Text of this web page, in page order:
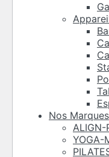
Nos Marques
ALIGN-
YOGA-